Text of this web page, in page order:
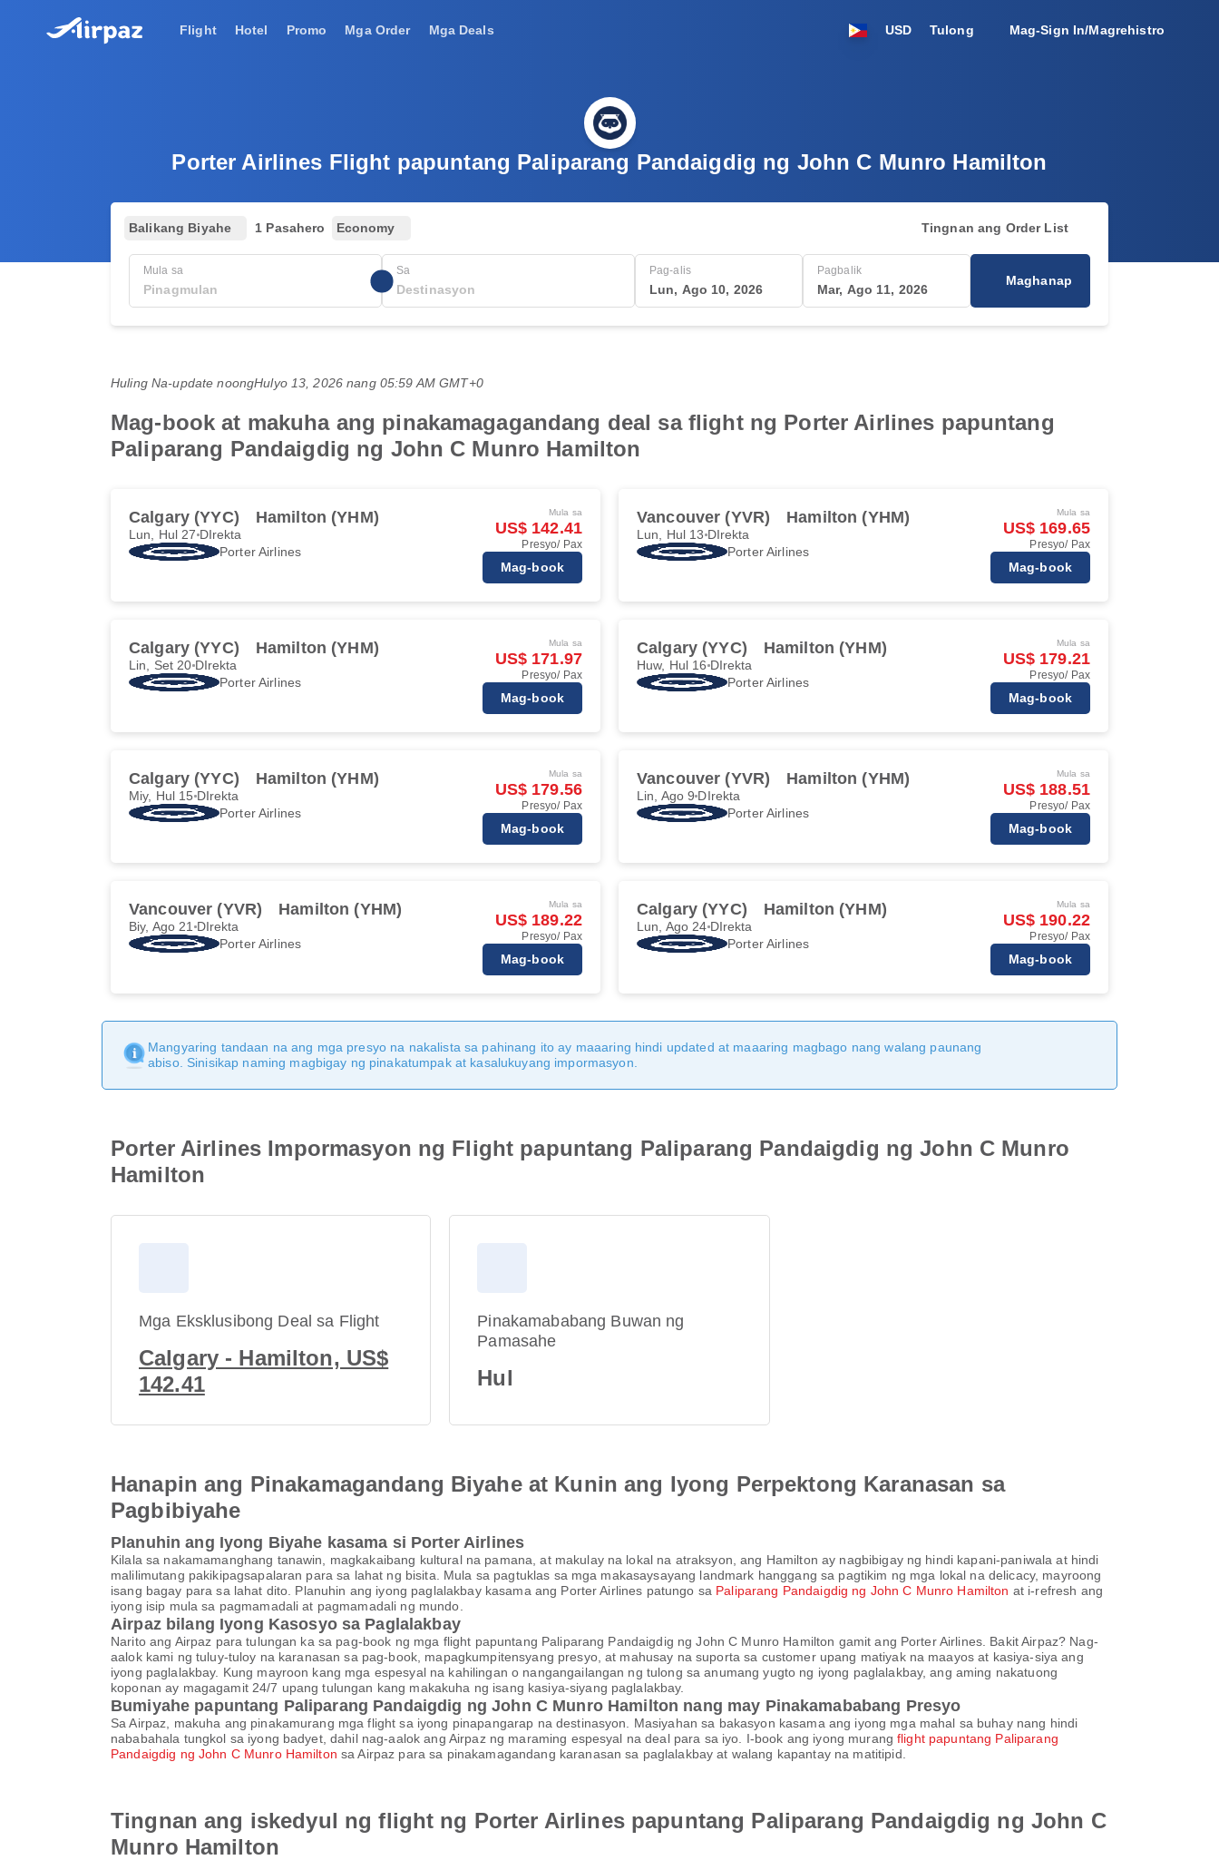
Flight Hotel Promo Mga Order Mga Deals USD Tulong Mag-Sign In/Magrehistro
Porter Airlines Flight papuntang Paliparang Pandaigdig ng John C Munro Hamilton
Balikang Biyahe 1 Pasahero Economy Tingnan ang Order List
Mula sa Sa Pag-alis
Lun, Ago 10, 2026
Pagbalik
Mar, Ago 11, 2026
Maghanap
Huling Na-update noongHulyo 13, 2026 nang 05:59 AM GMT+0
Mag-book at makuha ang pinakamagagandang deal sa flight ng Porter Airlines papuntang
Paliparang Pandaigdig ng John C Munro Hamilton
Calgary (YYC) Hamilton (YHM)
Lun, Hul 27 DIrekta
Porter Airlines
Mula sa
US$ 142.41
Presyo/ Pax
Mag-book
Vancouver (YVR) Hamilton (YHM)
Lun, Hul 13 DIrekta
Porter Airlines
Mula sa
US$ 169.65
Presyo/ Pax
Mag-book
Calgary (YYC) Hamilton (YHM)
Lin, Set 20 DIrekta
Porter Airlines
Mula sa
US$ 171.97
Presyo/ Pax
Mag-book
Calgary (YYC) Hamilton (YHM)
Huw, Hul 16 DIrekta
Porter Airlines
Mula sa
US$ 179.21
Presyo/ Pax
Mag-book
Calgary (YYC) Hamilton (YHM)
Miy, Hul 15 DIrekta
Porter Airlines
Mula sa
US$ 179.56
Presyo/ Pax
Mag-book
Vancouver (YVR) Hamilton (YHM)
Lin, Ago 9 DIrekta
Porter Airlines
Mula sa
US$ 188.51
Presyo/ Pax
Mag-book
Vancouver (YVR) Hamilton (YHM)
Biy, Ago 21 DIrekta
Porter Airlines
Mula sa
US$ 189.22
Presyo/ Pax
Mag-book
Calgary (YYC) Hamilton (YHM)
Lun, Ago 24 DIrekta
Porter Airlines
Mula sa
US$ 190.22
Presyo/ Pax
Mag-book
Mangyaring tandaan na ang mga presyo na nakalista sa pahinang ito ay maaaring hindi updated at maaaring magbago nang walang paunang
abiso. Sinisikap naming magbigay ng pinakatumpak at kasalukuyang impormasyon.
Porter Airlines Impormasyon ng Flight papuntang Paliparang Pandaigdig ng John C Munro
Hamilton
Mga Eksklusibong Deal sa Flight
Calgary - Hamilton, US$
142.41
Pinakamababang Buwan ng
Pamasahe
Hul
Hanapin ang Pinakamagandang Biyahe at Kunin ang Iyong Perpektong Karanasan sa
Pagbibiyahe
Planuhin ang Iyong Biyahe kasama si Porter Airlines
Kilala sa nakamamanghang tanawin, magkakaibang kultural na pamana, at makulay na lokal na atraksyon, ang Hamilton ay nagbibigay ng hindi kapani-paniwala at hindi
malilimutang pakikipagsapalaran para sa lahat ng bisita. Mula sa pagtuklas sa mga makasaysayang landmark hanggang sa pagtikim ng mga lokal na delicacy, mayroong
isang bagay para sa lahat dito. Planuhin ang iyong paglalakbay kasama ang Porter Airlines patungo sa Paliparang Pandaigdig ng John C Munro Hamilton at i-refresh ang
iyong isip mula sa pagmamadali at pagmamadali ng mundo.
Airpaz bilang Iyong Kasosyo sa Paglalakbay
Narito ang Airpaz para tulungan ka sa pag-book ng mga flight papuntang Paliparang Pandaigdig ng John C Munro Hamilton gamit ang Porter Airlines. Bakit Airpaz? Nag-
aalok kami ng tuluy-tuloy na karanasan sa pag-book, mapagkumpitensyang presyo, at mahusay na suporta sa customer upang matiyak na maayos at kasiya-siya ang
iyong paglalakbay. Kung mayroon kang mga espesyal na kahilingan o nangangailangan ng tulong sa anumang yugto ng iyong paglalakbay, ang aming nakatuong
koponan ay magagamit 24/7 upang tulungan kang makakuha ng isang kasiya-siyang paglalakbay.
Bumiyahe papuntang Paliparang Pandaigdig ng John C Munro Hamilton nang may Pinakamababang Presyo
Sa Airpaz, makuha ang pinakamurang mga flight sa iyong pinapangarap na destinasyon. Masiyahan sa bakasyon kasama ang iyong mga mahal sa buhay nang hindi
nababahala tungkol sa iyong badyet, dahil nag-aalok ang Airpaz ng maraming espesyal na deal para sa iyo. I-book ang iyong murangflight papuntang Paliparang
Pandaigdig ng John C Munro Hamilton sa Airpaz para sa pinakamagandang karanasan sa paglalakbay at walang kapantay na matitipid.
Tingnan ang iskedyul ng flight ng Porter Airlines papuntang Paliparang Pandaigdig ng John C
Munro Hamilton